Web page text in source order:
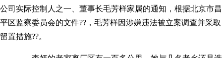
公司实际控制人之一、董事长毛芳样家属的通知，根据北京市昌
平区监察委员会的文件??，毛芳样因涉嫌违法被立案调查并采取
留置措施??。